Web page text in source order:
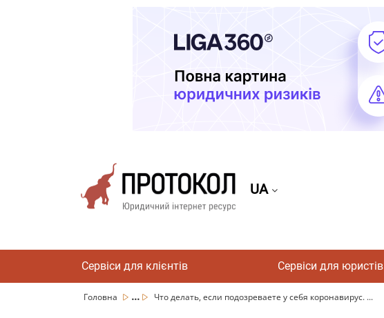
UA
Сервіси для клієнтів Сервіси для юристів
Головна ... Что делать, если подозреваете у себя коронавирус. ...